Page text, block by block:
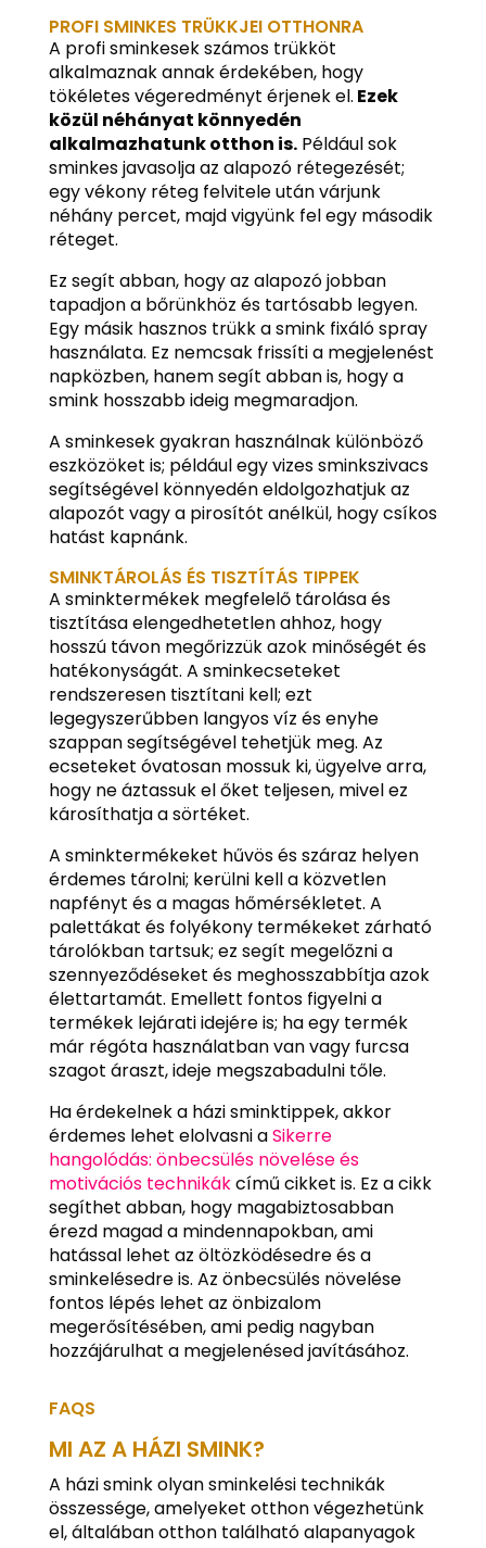
PROFI SMINKES TRÜKKJEI OTTHONRA
A profi sminkesek számos trükköt
alkalmaznak annak érdekében, hogy
tökéletes végeredményt érjenek el. Ezek
közül néhányat könnyedén
alkalmazhatunk otthon is.Például sok
sminkes javasolja az alapozó rétegezését;
egy vékony réteg felvitele után várjunk
néhány percet, majd vigyünk fel egy második
réteget.
Ez segít abban, hogy az alapozó jobban
tapadjon a bőrünkhöz és tartósabb legyen.
Egy másik hasznos trükk a smink fixáló spray
használata. Ez nemcsak frissíti a megjelenést
napközben, hanem segít abban is, hogy a
smink hosszabb ideig megmaradjon.
A sminkesek gyakran használnak különböző
eszközöket is; például egy vizes sminkszivacs
segítségével könnyedén eldolgozhatjuk az
alapozót vagy a pirosítót anélkül, hogy csíkos
hatást kapnánk.
SMINKTÁROLÁS ÉS TISZTÍTÁS TIPPEK
A sminktermékek megfelelő tárolása és
tisztítása elengedhetetlen ahhoz, hogy
hosszú távon megőrizzük azok minőségét és
hatékonyságát. A sminkecseteket
rendszeresen tisztítani kell; ezt
legegyszerűbben langyos víz és enyhe
szappan segítségével tehetjük meg. Az
ecseteket óvatosan mossuk ki, ügyelve arra,
hogy ne áztassuk el őket teljesen, mivel ez
károsíthatja a sörtéket.
A sminktermékeket hűvös és száraz helyen
érdemes tárolni; kerülni kell a közvetlen
napfényt és a magas hőmérsékletet. A
palettákat és folyékony termékeket zárható
tárolókban tartsuk; ez segít megelőzni a
szennyeződéseket és meghosszabbítja azok
élettartamát. Emellett fontos figyelni a
termékek lejárati idejére is; ha egy termék
már régóta használatban van vagy furcsa
szagot áraszt, ideje megszabadulni tőle.
Ha érdekelnek a házi sminktippek, akkor
érdemes lehet elolvasni aSikerre
hangolódás: önbecsülés növelése és
motivációs technikákcímű cikket is. Ez a cikk
segíthet abban, hogy magabiztosabban
érezd magad a mindennapokban, ami
hatással lehet az öltözködésedre és a
sminkelésedre is. Az önbecsülés növelése
fontos lépés lehet az önbizalom
megerősítésében, ami pedig nagyban
hozzájárulhat a megjelenésed javításához.
FAQS
MI AZ A HÁZI SMINK?
A házi smink olyan sminkelési technikák
összessége, amelyeket otthon végezhetünk
el, általában otthon található alapanyagok